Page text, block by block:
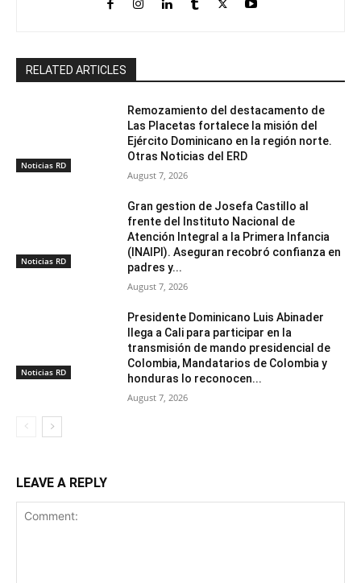
RELATED ARTICLES
Noticias RD
Remozamiento del destacamento de
Las Placetas fortalece la misión del
Ejército Dominicano en la región norte.
Otras Noticias del ERD
August 7, 2026
Noticias RD
Gran gestion de Josefa Castillo al
frente del Instituto Nacional de
Atención Integral a la Primera Infancia
(INAIPI). Aseguran recobró confianza en
padres y...
August 7, 2026
Noticias RD
Presidente Dominicano Luis Abinader
llega a Cali para participar en la
transmisión de mando presidencial de
Colombia, Mandatarios de Colombia y
honduras lo reconocen...
August 7, 2026
LEAVE A REPLY